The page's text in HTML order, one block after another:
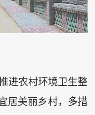
进农村环境卫生整
居美丽乡村，多措